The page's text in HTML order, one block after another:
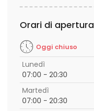
Orari di apertura
Oggi chiuso
Lunedì
07:00 - 20:30
Martedì
07:00 - 20:30